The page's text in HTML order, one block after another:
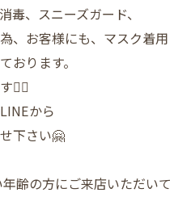
毒、スニーズガード、
、お客様にも、マスク着用
おります。
🙇‍♀️
から
下さい🤗
齢の方にご来店いただいて